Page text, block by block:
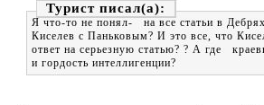
Турист
Я что-то не понял- на все статьи в
Киселев с Паньковым? И это все, что
ответ на серьезную статью? ? А где
и гордость интеллигенции?